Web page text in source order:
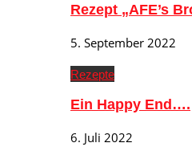
Rezept „AFE’s
5. September 2022
Rezepte
Ein Happy End….
6. Juli 2022